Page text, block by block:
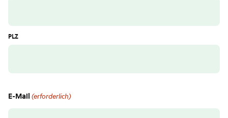
PLZ
E-Mail (erforderlich)